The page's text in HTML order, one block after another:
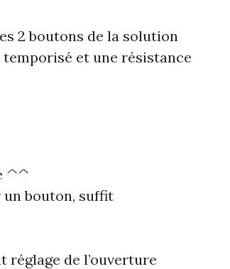
2 boutons de la solution
et une résistance
^^
un bouton, suffit
réglage de l’ouverture